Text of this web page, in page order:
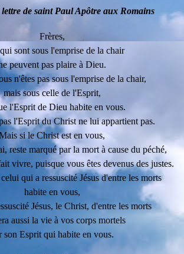
de saint Paul Apôtre aux Romains
Frères,
sont sous l'emprise de la chair
peuvent pas plaire à Dieu.
n'êtes pas sous l'emprise de la chair,
mais sous celle de l'Esprit,
l'Esprit de Dieu habite en vous.
l'Esprit du Christ ne lui appartient pas.
si le Christ est en vous,
reste marqué par la mort à cause du péché,
vivre, puisque vous êtes devenus des justes.
qui a ressuscité Jésus d'entre les morts
habite en vous,
Jésus, le Christ, d'entre les morts
aussi la vie à vos corps mortels
son Esprit qui habite en vous.